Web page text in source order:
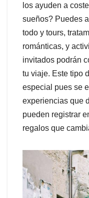
los ayuden a
sueños? Puedes
todo y tours,
románticas, y
invitados podrán
tu viaje. Este tipo
especial pues se
experiencias que
pueden registrar
regalos que